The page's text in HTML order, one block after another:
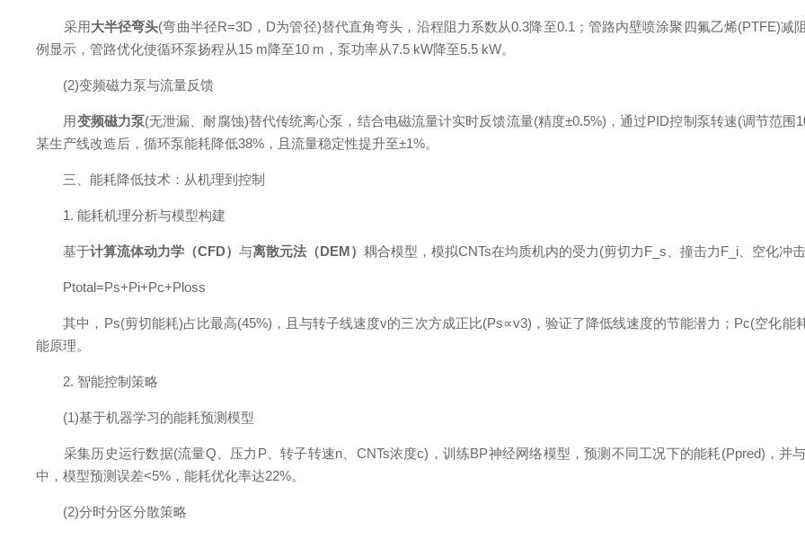
采用大半径弯头(弯曲半径R=3D，D为管径)替代直角弯头，沿程阻力系数从0.3降至0.1；管路内壁喷涂聚四氟乙烯(PTFE)
例显示，管路优化使循环泵扬程从15 m降至10 m，泵功率从7.5 kW降至5.5 kW。
(2)变频磁力泵与流量反馈
用变频磁力泵(无泄漏、耐腐蚀)替代传统离心泵，结合电磁流量计实时反馈流量(精度±0.5%)，通过PID控制泵转速(调节范围
某生产线改造后，循环泵能耗降低38%，且流量稳定性提升至±1%。
三、能耗降低技术：从机理到控制
1. 能耗机理分析与模型构建
基于计算流体动力学（CFD）与离散元法（DEM）耦合模型，模拟CNTs在均质机内的受力(剪切力F_s、撞击力F_i、空化冲
Ptotal​=Ps​+Pi​+Pc​+Ploss​
其中，Ps​(剪切能耗)占比最高(45%)，且与转子线速度v的三次方成正比(Ps​∝v3)，验证了降低线速度的节能潜力；Pc​(空化能
能原理。
2. 智能控制策略
(1)基于机器学习的能耗预测模型
采集历史运行数据(流量Q、压力P、转子转速n、CNTs浓度c)，训练BP神经网络模型，预测不同工况下的能耗(Ppred​)，并
中，模型预测误差<5%，能耗优化率达22%。
(2)分时分区分散策略